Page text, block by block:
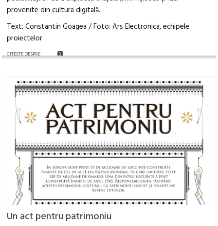
provenite din cultura digitală.
Text: Constantin Goagea / Foto: Ars Electronica, echipele
proiectelor
CITEŞTE DESPRE
Un act pentru patrimoniu